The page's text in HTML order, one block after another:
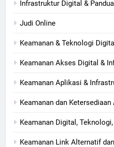
Infrastruktur Digital &
Judi Online
Keamanan & Teknologi Digital
Keamanan Akses Digital &
Keamanan Aplikasi &
Keamanan dan Ketersediaan
Keamanan Digital,
Keamanan Link Alternatif